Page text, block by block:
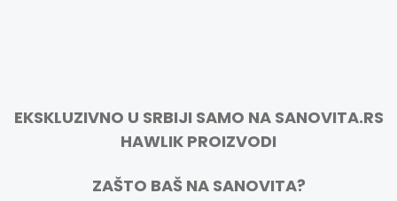
EKSKLUZIVNO U SRBIJI SAMO NA SANOVITA.RS
HAWLIK PROIZVODI
ZAŠTO BAŠ NA SANOVITA?